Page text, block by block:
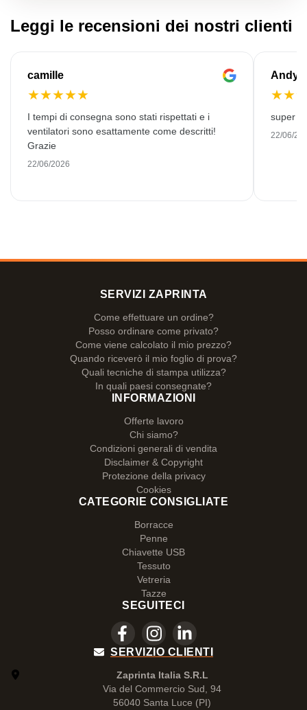
Leggi le recensioni dei nostri clienti
camille
★★★★★
I tempi di consegna sono stati rispettati e i
ventilatori sono esattamente come descritti!
Grazie
22/06/2026
Andy
★★
super
22/06/
SERVIZI ZAPRINTA
Come effettuare un ordine?
Posso ordinare come privato?
Come viene calcolato il mio prezzo?
Quando riceverò il mio foglio di prova?
Quali tecniche di stampa utilizza?
In quali paesi consegnate?
INFORMAZIONI
Offerte lavoro
Chi siamo?
Condizioni generali di vendita
Disclaimer & Copyright
Protezione della privacy
Cookies
CATEGORIE CONSIGLIATE
Borracce
Penne
Chiavette USB
Tessuto
Vetreria
Tazze
SEGUITECI
SERVIZIO CLIENTI
Zaprinta Italia S.R.L
Via del Commercio Sud, 94
56040 Santa Luce (PI)